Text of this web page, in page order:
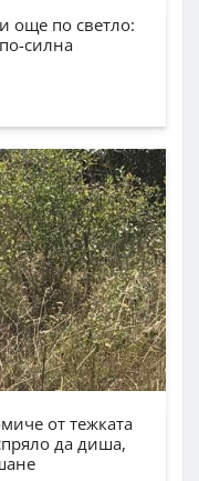
още по светло:
силна
от тежката
да диша,